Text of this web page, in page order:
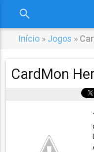
search
Início » Jogos »
CardMon